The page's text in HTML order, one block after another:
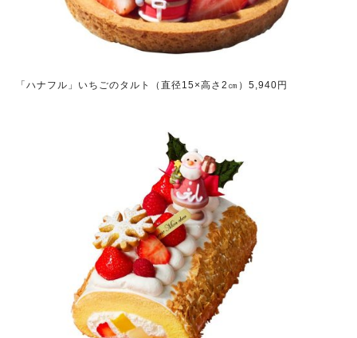
「ハナフル」いちごのタルト（直径15×高さ2㎝）5,940円